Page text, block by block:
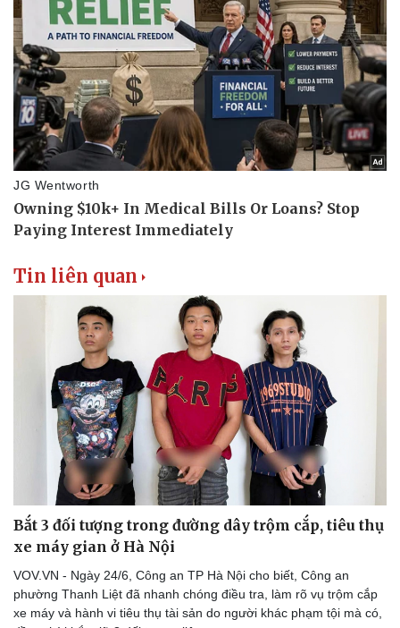
Tin liên quan
Bắt 3 đối tượng trong đường dây trộm cắp, tiêu thụ
xe máy gian ở Hà Nội
VOV.VN - Ngày 24/6, Công an TP Hà Nội cho biết, Công an
phường Thanh Liệt đã nhanh chóng điều tra, làm rõ vụ trộm cắp
xe máy và hành vi tiêu thụ tài sản do người khác phạm tội mà có,